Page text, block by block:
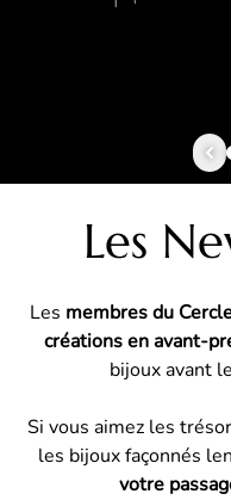
Les
Les membres du
créations en avant-
bijoux avant
Si vous aimez les
les bijoux façonnés
votre